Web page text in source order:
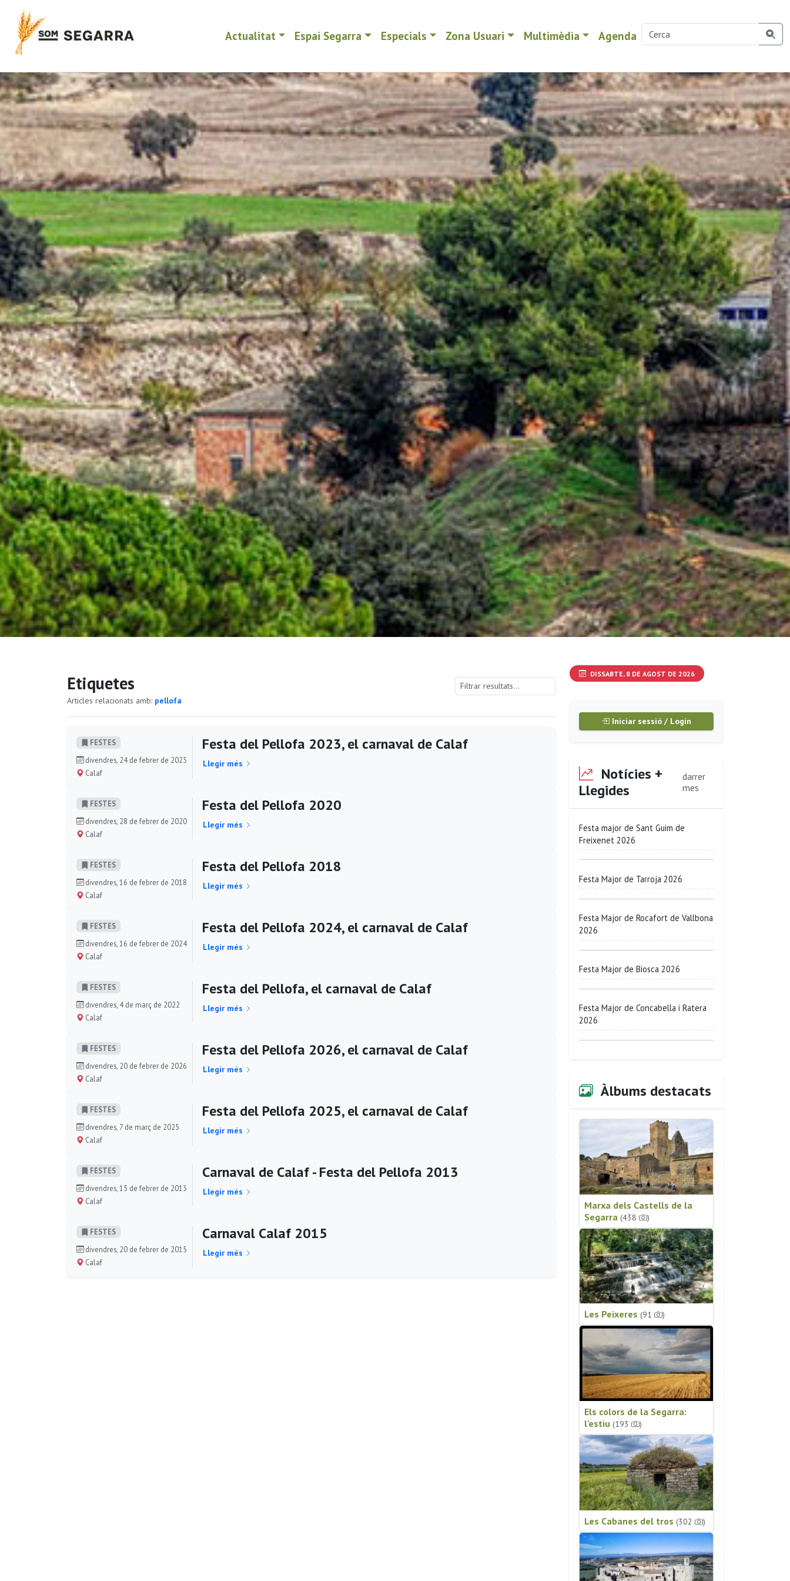
Actualitat Espai Segarra Especials Zona Usuari Multimèdia Agenda
Etiquetes
Articles relacionats amb: pellofa
FESTES
divendres, 24 de febrer de 2023
Calaf
Festa del Pellofa 2023, el carnaval de Calaf
Llegir més
FESTES
divendres, 28 de febrer de 2020
Calaf
Festa del Pellofa 2020
Llegir més
FESTES
divendres, 16 de febrer de 2018
Calaf
Festa del Pellofa 2018
Llegir més
FESTES
divendres, 16 de febrer de 2024
Calaf
Festa del Pellofa 2024, el carnaval de Calaf
Llegir més
FESTES
divendres, 4 de març de 2022
Calaf
Festa del Pellofa, el carnaval de Calaf
Llegir més
FESTES
divendres, 20 de febrer de 2026
Calaf
Festa del Pellofa 2026, el carnaval de Calaf
Llegir més
FESTES
divendres, 7 de març de 2025
Calaf
Festa del Pellofa 2025, el carnaval de Calaf
Llegir més
FESTES
divendres, 15 de febrer de 2013
Calaf
Carnaval de Calaf - Festa del Pellofa 2013
Llegir més
FESTES
divendres, 20 de febrer de 2015
Calaf
Carnaval Calaf 2015
Llegir més
DISSABTE, 8 DE AGOST DE 2026
Iniciar sessió / Login
Notícies +
Llegides
darrer
mes
Festa major de Sant Guim de
Freixenet 2026
Festa Major de Tarroja 2026
Festa Major de Rocafort de Vallbona
2026
Festa Major de Biosca 2026
Festa Major de Concabella i Ratera
2026
Àlbums destacats
Marxa dels Castells de la
Segarra (438 )
Les Peixeres (91 )
Els colors de la Segarra:
l'estiu (193 )
Les Cabanes del tros (302 )